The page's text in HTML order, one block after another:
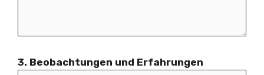
3. Beobachtungen und Erfahrungen